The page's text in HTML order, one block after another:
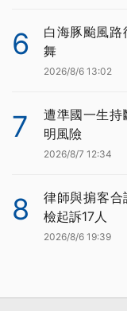
6
白海豚颱風
舞
2026/8/6 13:02
7
遭準國一生持
明風險
2026/8/7 12:34
8
律師與掮客合
檢起訴17人
2026/8/6 19:39